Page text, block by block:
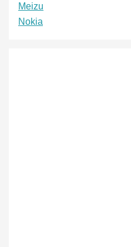
Meizu
Nokia